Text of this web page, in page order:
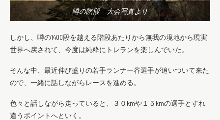
噂の階段 大会写真より
しかし、噂の1400段を越える階段あたりから無我の境地から現実
世界へ戻されて、今度は純粋にトレランを楽しんでいた。
そんな中、最近伸び盛りの若手ランナー谷選手が追いついて来た
ので、一緒に話しながらレースを進める。
色々と話しながら走っていると、３０kmや１５kmの選手とすれ
違うポイントへといく。